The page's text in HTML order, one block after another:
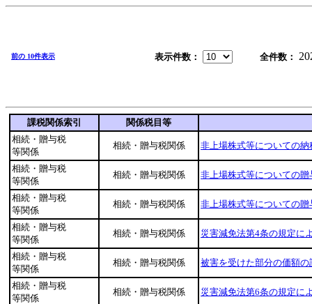
前の 10件表示 表示件数： 全件数：
課税関係索引
関係税目等
相続・贈与税
等関係
相続・贈与税関係 非上場株式等についての
相続・贈与税
等関係
相続・贈与税関係 非上場株式等についての
相続・贈与税
等関係
相続・贈与税関係 非上場株式等についての
相続・贈与税
等関係
相続・贈与税関係 災害減免法第4条の規定に
相続・贈与税
等関係
相続・贈与税関係 被害を受けた部分の価額
相続・贈与税
等関係
相続・贈与税関係 災害減免法第6条の規定に